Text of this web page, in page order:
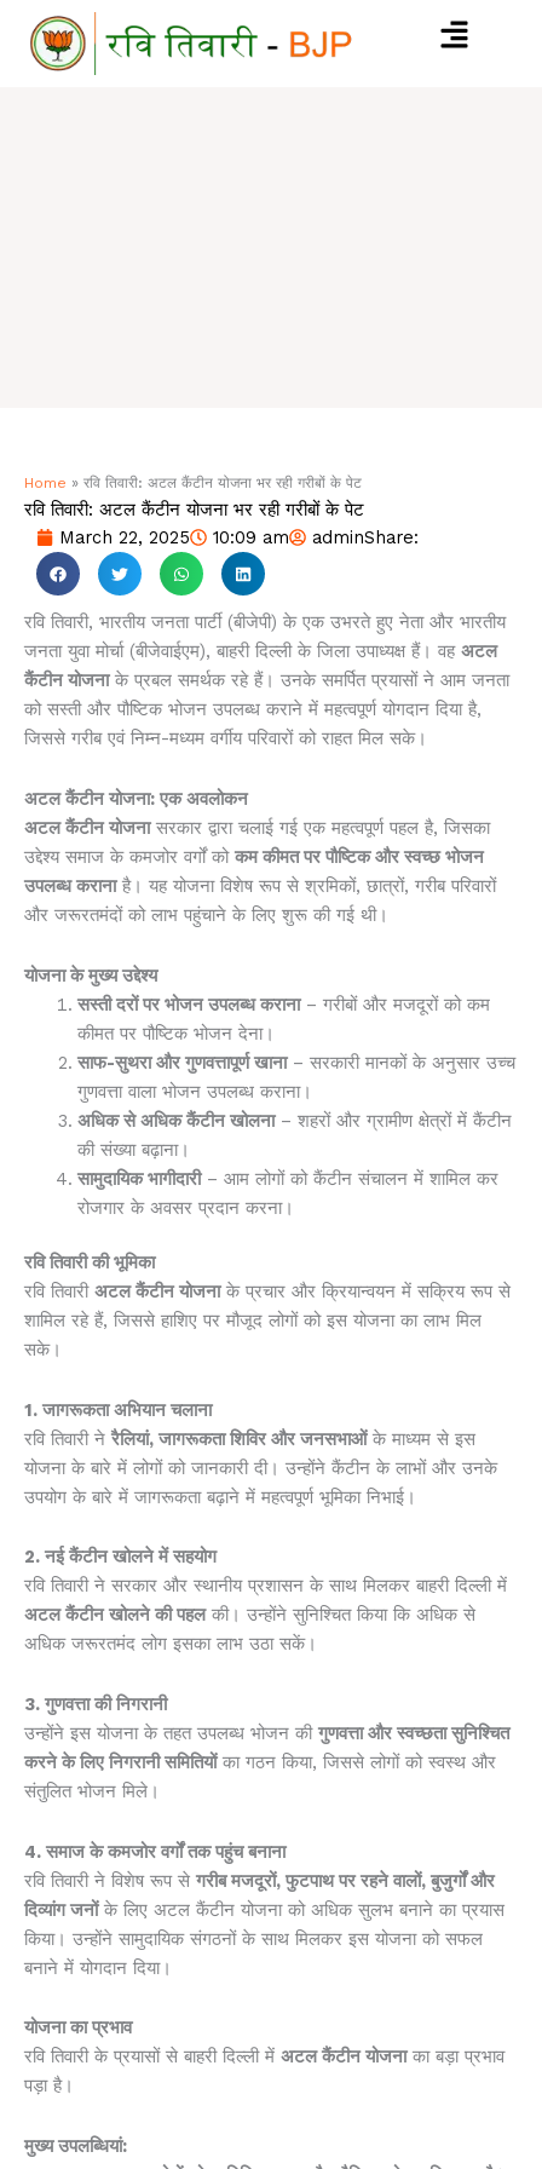
content
Home » रवि तिवारी: अटल कैंटीन योजना भर रही गरीबों के पेट
रवि तिवारी: अटल कैंटीन योजना भर रही गरीबों के पेट
March 22, 2025
10:09 am adminShare:
रवि तिवारी, भारतीय जनता पार्टी (बीजेपी) के एक उभरते हुए नेता और भारतीय
जनता युवा मोर्चा (बीजेवाईएम), बाहरी दिल्ली के जिला उपाध्यक्ष हैं। वह अटल
कैंटीन योजनाके प्रबल समर्थक रहे हैं। उनके समर्पित प्रयासों ने आम जनता
को सस्ती और पौष्टिक भोजन उपलब्ध कराने में महत्वपूर्ण योगदान दिया है,
जिससे गरीब एवं निम्न-मध्यम वर्गीय परिवारों को राहत मिल सके।
अटल कैंटीन योजना: एक अवलोकन
अटल कैंटीन योजनासरकार द्वारा चलाई गई एक महत्वपूर्ण पहल है, जिसका
उद्देश्य समाज के कमजोर वर्गों को कम कीमत पर पौष्टिक और स्वच्छ भोजन
उपलब्ध करानाहै। यह योजना विशेष रूप से श्रमिकों, छात्रों, गरीब परिवारों
और जरूरतमंदों को लाभ पहुंचाने के लिए शुरू की गई थी।
योजना के मुख्य उद्देश्य
सस्ती दरों पर भोजन उपलब्ध कराना– गरीबों और मजदूरों को कम
कीमत पर पौष्टिक भोजन देना।
साफ-सुथरा और गुणवत्तापूर्ण खाना– सरकारी मानकों के अनुसार उच्च
गुणवत्ता वाला भोजन उपलब्ध कराना।
अधिक से अधिक कैंटीन खोलना– शहरों और ग्रामीण क्षेत्रों में कैंटीन
की संख्या बढ़ाना।
सामुदायिक भागीदारी– आम लोगों को कैंटीन संचालन में शामिल कर
रोजगार के अवसर प्रदान करना।
रवि तिवारी की भूमिका
रवि तिवारी अटल कैंटीन योजनाके प्रचार और क्रियान्वयन में सक्रिय रूप से
शामिल रहे हैं, जिससे हाशिए पर मौजूद लोगों को इस योजना का लाभ मिल
सके।
1. जागरूकता अभियान चलाना
रवि तिवारी ने रैलियां, जागरूकता शिविर और जनसभाओंके माध्यम से इस
योजना के बारे में लोगों को जानकारी दी। उन्होंने कैंटीन के लाभों और उनके
उपयोग के बारे में जागरूकता बढ़ाने में महत्वपूर्ण भूमिका निभाई।
2. नई कैंटीन खोलने में सहयोग
रवि तिवारी ने सरकार और स्थानीय प्रशासन के साथ मिलकर बाहरी दिल्ली में
अटल कैंटीन खोलने की पहलकी। उन्होंने सुनिश्चित किया कि अधिक से
अधिक जरूरतमंद लोग इसका लाभ उठा सकें।
3. गुणवत्ता की निगरानी
उन्होंने इस योजना के तहत उपलब्ध भोजन की गुणवत्ता और स्वच्छता सुनिश्चित
करने के लिए निगरानी समितियोंका गठन किया, जिससे लोगों को स्वस्थ और
संतुलित भोजन मिले।
4. समाज के कमजोर वर्गों तक पहुंच बनाना
रवि तिवारी ने विशेष रूप से गरीब मजदूरों, फुटपाथ पर रहने वालों, बुजुर्गों और
दिव्यांग जनोंके लिए अटल कैंटीन योजना को अधिक सुलभ बनाने का प्रयास
किया। उन्होंने सामुदायिक संगठनों के साथ मिलकर इस योजना को सफल
बनाने में योगदान दिया।
योजना का प्रभाव
रवि तिवारी के प्रयासों से बाहरी दिल्ली में अटल कैंटीन योजनाका बड़ा प्रभाव
पड़ा है।
मुख्य उपलब्धियां: